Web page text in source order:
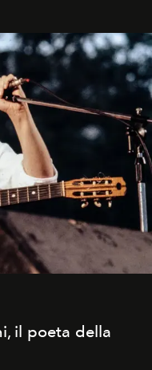
che abbiamo.
il poeta della